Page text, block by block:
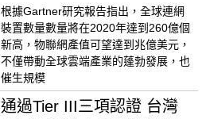
根據Gartner研究報告指出，全球連網
裝置數量數量將在2020年達到260億個
新高，物聯網產值可望達到兆億美元，
不僅帶動全球雲端產業的蓬勃發展，也
催生規模
通過Tier III三項認證 台灣